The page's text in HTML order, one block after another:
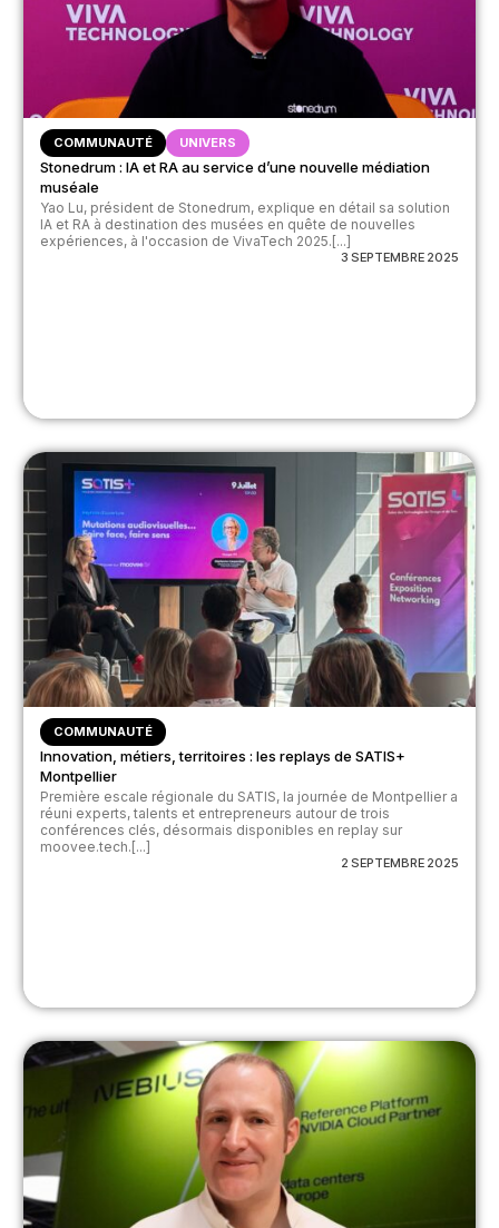
COMMUNAUTÉ UNIVERS
Stonedrum : IA et RA au service d’une nouvelle médiation
muséale
Yao Lu, président de Stonedrum, explique en détail sa solution
IA et RA à destination des musées en quête de nouvelles
expériences, à l'occasion de VivaTech 2025.[...]
3 SEPTEMBRE 2025
COMMUNAUTÉ
Innovation, métiers, territoires : les replays de SATIS+
Montpellier
Première escale régionale du SATIS, la journée de Montpellier a
réuni experts, talents et entrepreneurs autour de trois
conférences clés, désormais disponibles en replay sur
moovee.tech.[...]
2 SEPTEMBRE 2025